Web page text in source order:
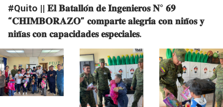
#Quito || 𝐄𝐥 𝐁𝐚𝐭𝐚𝐥𝐥𝐨́𝐧 𝐝𝐞 𝐈𝐧𝐠𝐞𝐧𝐢𝐞𝐫𝐨𝐬 𝐍° 𝟔𝟗
“𝐂𝐇𝐈𝐌𝐁𝐎𝐑𝐀𝐙𝐎” 𝐜𝐨𝐦𝐩𝐚𝐫𝐭𝐞 𝐚𝐥𝐞𝐠𝐫𝐢́𝐚 𝐜𝐨𝐧 𝐧𝐢𝐧̃𝐨𝐬 𝐲
𝐧𝐢𝐧̃𝐚𝐬 𝐜𝐨𝐧 𝐜𝐚𝐩𝐚𝐜𝐢𝐝𝐚𝐝𝐞𝐬 𝐞𝐬𝐩𝐞𝐜𝐢𝐚𝐥𝐞𝐬.